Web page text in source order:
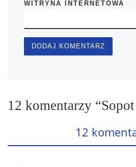
WITRYNA INTERNETOWA
12 komentarzy
12